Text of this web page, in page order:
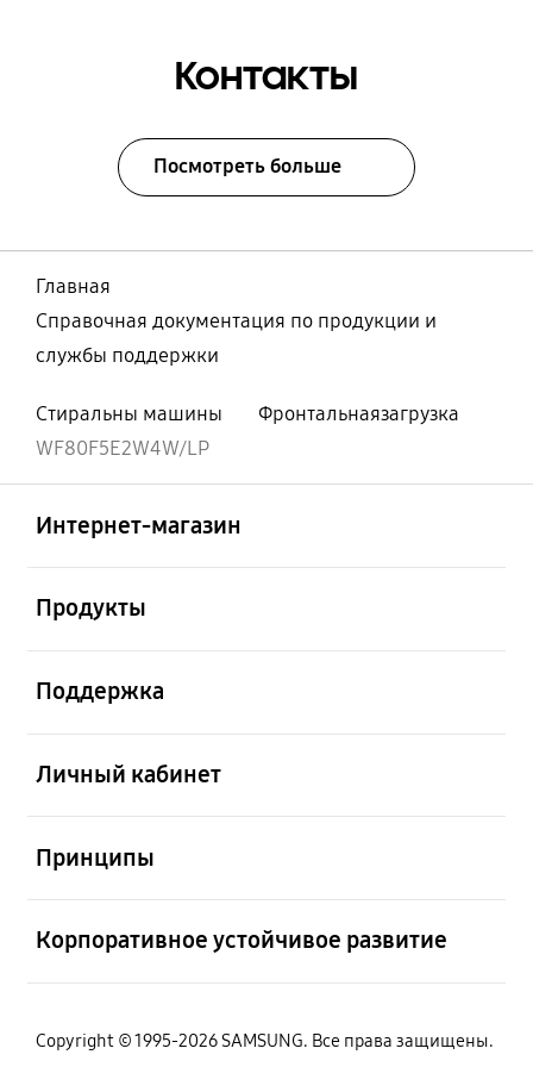
Контакты
Посмотреть больше
Главная
Справочная документация по продукции и
службы поддержки
Стиральны машины
Фронтальнаязагрузка
WF80F5E2W4W/LP
Интернет-магазин
Продукты
Поддержка
Личный кабинет
Принципы
Корпоративное устойчивое развитие
Copyright © 1995-2026 SAMSUNG. Все права защищены.